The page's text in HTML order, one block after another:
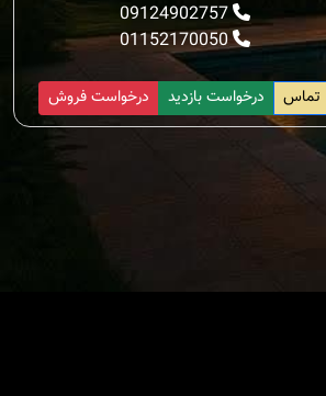
09124902757
01152170050
درخواست فروش درخواست بازدید تماس